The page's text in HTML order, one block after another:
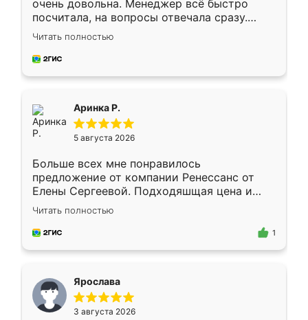
очень довольна. Менеджер всё быстро
посчитала, на вопросы отвечала сразу.
Замерщик приехал в субботу, подошёл к
делу со всей ответственностью. Собрали
за день, ребята работали аккуратно, даже
Читать полностью
Аринка Р.
5 августа 2026
Больше всех мне понравилось
предложение от компании Ренессанс от
Елены Сергеевой. Подходяшщая цена и
короткие сроки изготовления. Приехавший
для замера сотрудник Владислав
предложил по моему эскизу самый
Читать полностью
1
Ярослава
3 августа 2026